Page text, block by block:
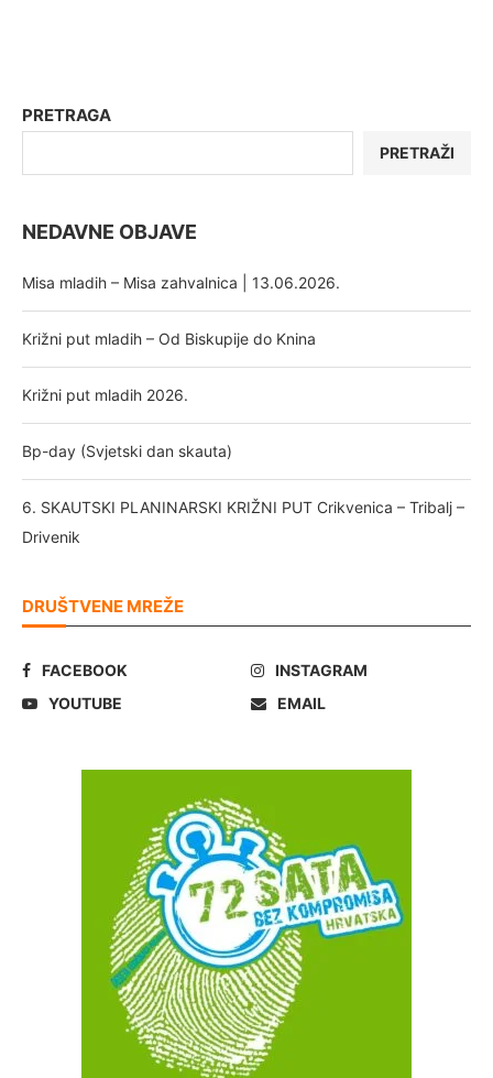
PRETRAGA
PRETRAŽI
NEDAVNE OBJAVE
Misa mladih – Misa zahvalnica | 13.06.2026.
Križni put mladih – Od Biskupije do Knina
Križni put mladih 2026.
Bp-day (Svjetski dan skauta)
6. SKAUTSKI PLANINARSKI KRIŽNI PUT Crikvenica – Tribalj –
Drivenik
DRUŠTVENE MREŽE
FACEBOOK
INSTAGRAM
YOUTUBE
EMAIL